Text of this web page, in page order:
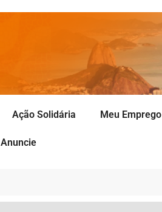
Ação Solidária Meu Emprego
Anuncie